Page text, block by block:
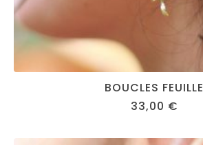
BOUCLES FEUILLE
33,00 €